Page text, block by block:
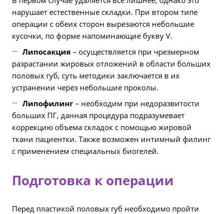
нарушает естественные складки. При втором типе
операции с обеих сторон вырезаются небольшие
кусочки, по форме напоминающие букву V.
Липосакция – осуществляется при чрезмерном
разрастании жировых отложений в области больших
половых губ, суть методики заключается в их
устранении через небольшие проколы.
Липофилинг – необходим при недоразвитости
больших ПГ, данная процедура подразумевает
коррекцию объема складок с помощью жировой
ткани пациентки. Также возможен интимный филинг
с применением специальных биогелей.
Подготовка к операции
Перед пластикой половых губ необходимо пройти